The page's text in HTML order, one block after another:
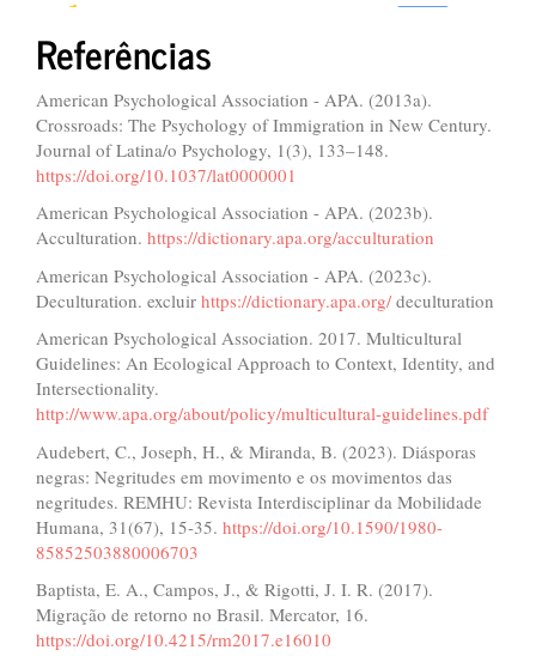
Referências
American Psychological Association - APA. (2013a).
Crossroads: The Psychology of Immigration in New Century.
Journal of Latina/o Psychology, 1(3), 133–148.
https://doi.org/10.1037/lat0000001
American Psychological Association - APA. (2023b).
Acculturation. https://dictionary.apa.org/acculturation
American Psychological Association - APA. (2023c).
Deculturation. excluir https://dictionary.apa.org/ deculturation
American Psychological Association. 2017. Multicultural
Guidelines: An Ecological Approach to Context, Identity, and
Intersectionality.
http://www.apa.org/about/policy/multicultural-guidelines.pdf
Audebert, C., Joseph, H., & Miranda, B. (2023). Diásporas
negras: Negritudes em movimento e os movimentos das
negritudes. REMHU: Revista Interdisciplinar da Mobilidade
Humana, 31(67), 15-35. https://doi.org/10.1590/1980-
85852503880006703
Baptista, E. A., Campos, J., & Rigotti, J. I. R. (2017).
Migração de retorno no Brasil. Mercator, 16.
https://doi.org/10.4215/rm2017.e16010